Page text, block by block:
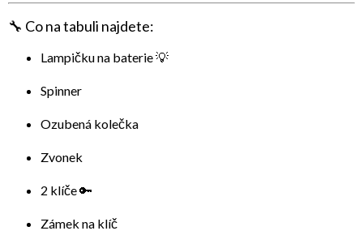
🔧 Co na tabuli najdete:
Lampičku na baterie 💡
Spinner
Ozubená kolečka
Zvonek
2 klíče 🔑
Zámek na klíč